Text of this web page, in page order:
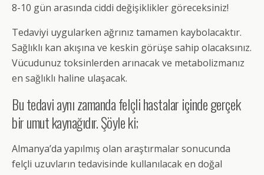
8-10 gün arasında ciddi değişiklikler göreceksiniz!
Tedaviyi uygularken ağrınız tamamen kaybolacaktır.
Sağlıklı kan akışına ve keskin görüşe sahip olacaksınız.
Vücudunuz toksinlerden arınacak ve metabolizmanız
en sağlıklı haline ulaşacak.
Bu tedavi aynı zamanda felçli hastalar içinde gerçek
bir umut kaynağıdır. Şöyle ki;
Almanya’da yapılmış olan araştırmalar sonucunda
felçli uzuvların tedavisinde kullanılacak en doğal